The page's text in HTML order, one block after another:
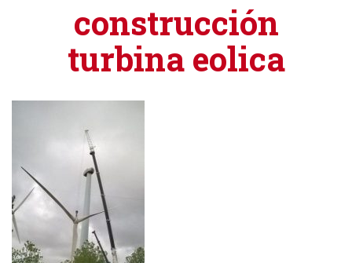
construcción
turbina eolica